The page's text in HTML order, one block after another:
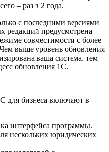
– раз в 2 года.
с последними версиями
редакций предусмотрена
совместимости с более
выше уровень обновления
ваша система, тем
обновления 1С.
для бизнеса включают в
интерфейса программы.
нескольких юридических